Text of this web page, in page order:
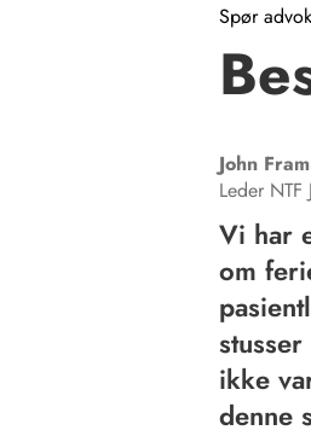
Spør
John
Leder
Vi har
om
ikke
denne